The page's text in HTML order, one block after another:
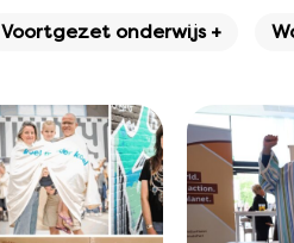
Voortgezet onderwijs +